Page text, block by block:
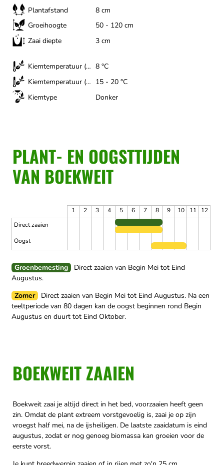
Plantafstand
8 cm
Groeihoogte
50 - 120 cm
Zaai diepte
3 cm
Kiemtemperatuur (minimum)
8 °C
Kiemtemperatuur (optimaal)
15 - 20 °C
Kiemtype
Donker
PLANT- EN OOGSTTIJDEN
VAN BOEKWEIT
1 2 3 4 5 6 7 8 9 10 11
12
Direct zaaien
Oogst
Groenbemesting
Direct zaaien van Begin Mei tot Eind
Augustus.
Zomer
Direct zaaien van Begin Mei tot Eind Augustus. Na een
teeltperiode van 80 dagen kan de oogst beginnen rond Begin
Augustus en duurt tot Eind Oktober.
BOEKWEIT ZAAIEN
Boekweit zaai je altijd direct in het bed, voorzaaien heeft geen
zin. Omdat de plant extreem vorstgevoelig is, zaai je op zijn
vroegst half mei, na de ijsheiligen. De laatste zaaidatum is eind
augustus, zodat er nog genoeg biomassa kan groeien voor de
eerste vorst.